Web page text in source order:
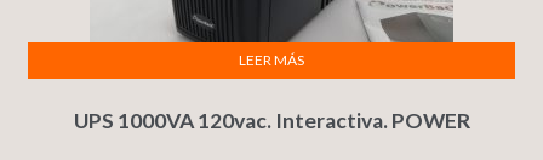
UPS 1000VA 120vac. Interactiva. POWER
LEER MÁS